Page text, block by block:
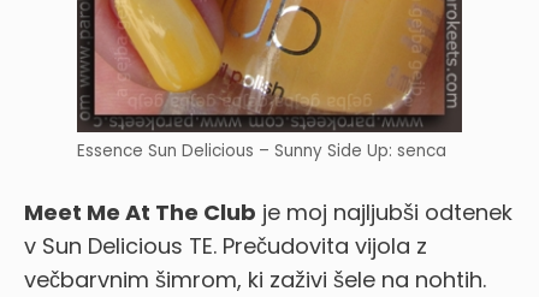
Essence Sun Delicious – Sunny Side Up: senca
Meet Me At The Club je moj najljubši odtenek
v Sun Delicious TE. Prečudovita vijola z
večbarvnim šimrom, ki zaživi šele na nohtih.